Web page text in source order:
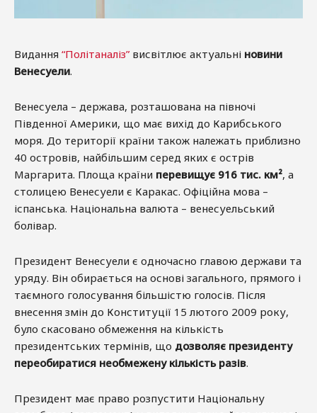
Видання “Політаналіз” висвітлює актуальні новини
Венесуели.
Венесуела – держава, розташована на півночі
Південної Америки, що має вихід до Карибського
моря. До території країни також належать приблизно
40 островів, найбільшим серед яких є острів
Маргарита. Площа країни перевищує 916 тис. км², а
столицею Венесуели є Каракас. Офіційна мова –
іспанська. Національна валюта – венесуельський
болівар.
Президент Венесуели є одночасно главою держави та
уряду. Він обирається на основі загального, прямого і
таємного голосування більшістю голосів. Після
внесення змін до Конституції 15 лютого 2009 року,
було скасовано обмеження на кількість
президентських термінів, що дозволяє президенту
переобиратися необмежену кількість разів.
Президент має право розпустити Національну